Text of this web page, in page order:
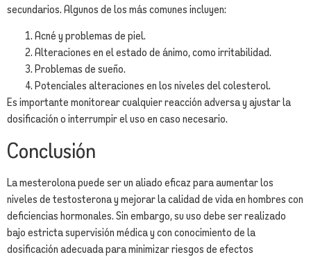
secundarios. Algunos de los más comunes incluyen:
Acné y problemas de piel.
Alteraciones en el estado de ánimo, como irritabilidad.
Problemas de sueño.
Potenciales alteraciones en los niveles del colesterol.
Es importante monitorear cualquier reacción adversa y ajustar la
dosificación o interrumpir el uso en caso necesario.
Conclusión
La mesterolona puede ser un aliado eficaz para aumentar los
niveles de testosterona y mejorar la calidad de vida en hombres con
deficiencias hormonales. Sin embargo, su uso debe ser realizado
bajo estricta supervisión médica y con conocimiento de la
dosificación adecuada para minimizar riesgos de efectos